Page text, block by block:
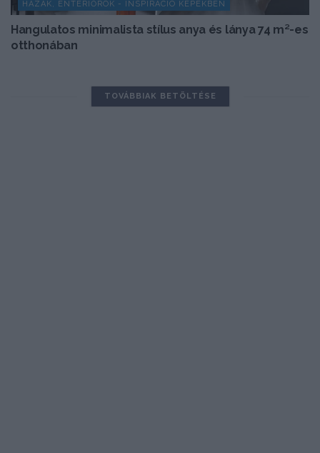
HÁZAK, ENTERIŐRÖK - INSPIRÁCIÓ KÉPEKBEN
Hangulatos minimalista stílus anya és lánya 74 m²-es
otthonában
TOVÁBBIAK BETÖLTÉSE